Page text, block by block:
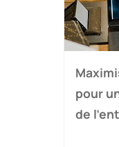
pour
de